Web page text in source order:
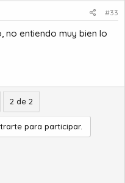
#33
no entiendo muy bien lo
2 de 2
para participar.